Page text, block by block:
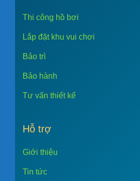
Thi công hồ bơi
Lắp đặt khu vui chơi
Bảo trì
Bảo hành
Tư vấn thiết kế
Hỗ trợ
Giới thiệu
Tin tức